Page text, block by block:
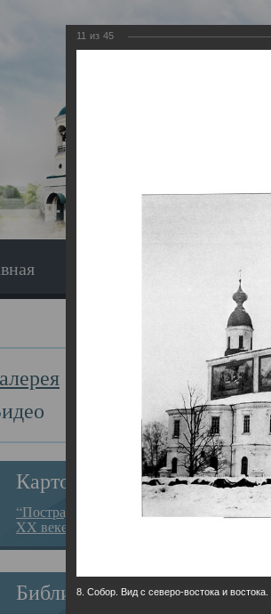
Картотека
“Пострадавшие за веру в
XX веке на Севере”
Библиотека
Главная
11 из 45
8. Собор. Вид с северо-востока и востока.